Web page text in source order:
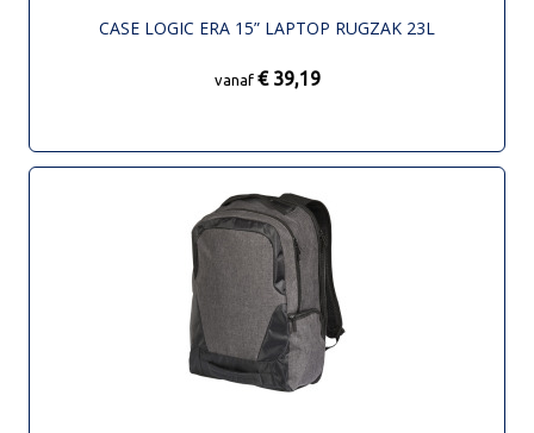
CASE LOGIC ERA 15” LAPTOP RUGZAK 23L
vanaf € 39,19